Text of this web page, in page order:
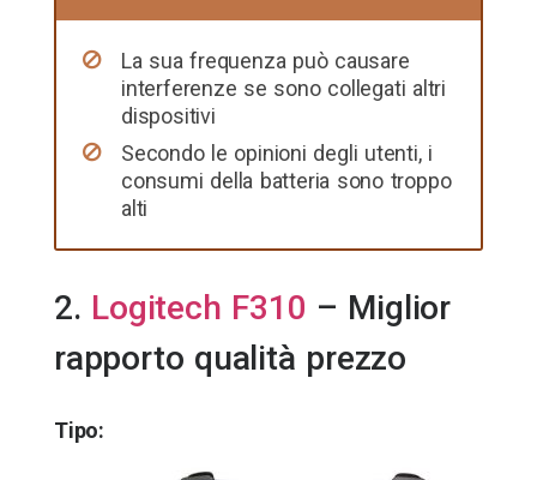
La sua frequenza può causare
interferenze se sono collegati altri
dispositivi
Secondo le opinioni degli utenti, i
consumi della batteria sono troppo
alti
2. Logitech F310 – Miglior
rapporto qualità prezzo
Tipo: